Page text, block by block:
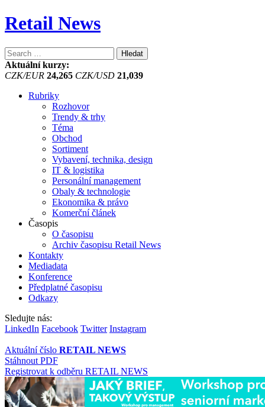
Retail News
Vyhledávání
Aktuální kurzy:
CZK/EUR 24,265 CZK/USD 21,039
Rubriky
Rozhovor
Trendy & trhy
Téma
Obchod
Sortiment
Vybavení, technika, design
IT & logistika
Personální management
Obaly & technologie
Ekonomika & právo
Komerční článek
Časopis
O časopisu
Archiv časopisu Retail News
Kontakty
Mediadata
Konference
Předplatné časopisu
Odkazy
Sledujte nás:
LinkedIn Facebook Twitter Instagram
Aktuální číslo RETAIL NEWS
Stáhnout PDF
Registrovat k odběru RETAIL NEWS